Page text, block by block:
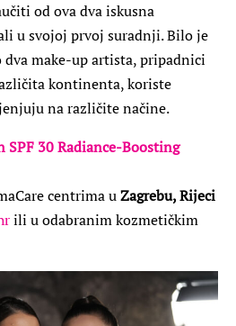
od ova dva iskusna
u svojoj prvoj suradnji. Bilo je
make-up artista, pripadnici
kontinenta, koriste
na različite načine.
30 Radiance-Boosting
centrima uZagrebu, Rijeci
ili u odabranim kozmetičkim